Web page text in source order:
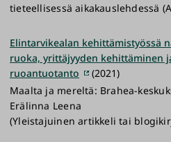
tieteellisessä aikakauslehdessä
Elintarvikealan kehittämistyössä
ruoka, yrittäjyyden kehittäminen
ruoantuotanto
(2021)
Maalta ja mereltä: Brahea-
Erälinna Leena
(Yleistajuinen artikkeli tai